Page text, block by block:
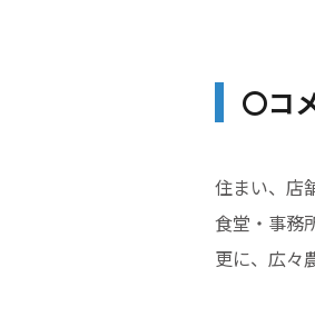
〇コ
住まい、店
食堂・事務
更に、広々